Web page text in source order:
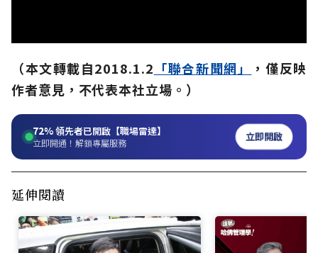
（本文轉載自2018.1.2 「聯合新聞網」
，僅反映
作者意見，不代表本社立場。）
72%領先者已開啟【職場雷達】
立即開通！解鎖專屬服務 立即開啟
延伸閱讀